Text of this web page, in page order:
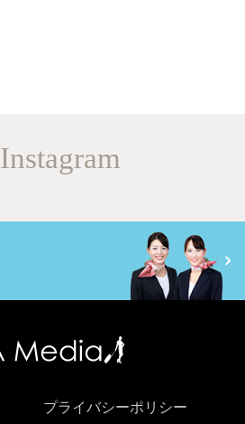
Instagram
プライバシーポリシー